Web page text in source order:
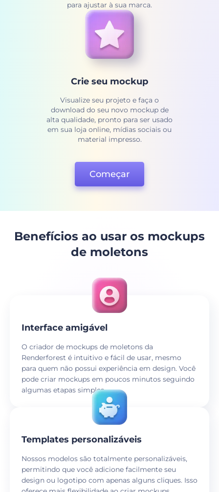
para ajustar à sua marca.
Crie seu mockup
Visualize seu projeto e faça o
download do seu novo mockup de
alta qualidade, pronto para ser usado
em sua loja online, mídias sociais ou
material impresso.
Começar
Benefícios ao usar os mockups
de moletons
Interface amigável
O criador de mockups de moletons da
Renderforest é intuitivo e fácil de usar, mesmo
para quem não possui experiência em design. Você
pode criar mockups em poucos minutos seguindo
algumas etapas simples.
Templates personalizáveis
Nossos modelos são totalmente personalizáveis,
permitindo que você adicione facilmente seu
design ou logotipo com apenas alguns cliques. Isso